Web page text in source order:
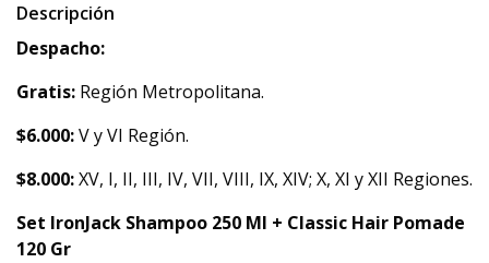
Descripción
Despacho:
Gratis: Región Metropolitana.
$6.000:V y VI Región.
$8.000:XV, I, II, III, IV, VII, VIII, IX, XIV; X, XI y XII Regiones.
Set IronJack Shampoo 250 Ml + Classic Hair Pomade
120 Gr